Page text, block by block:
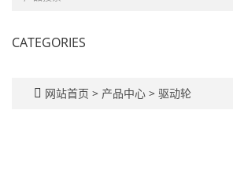
CATEGORIES
网站首页 > 产品中心 > 驱动轮